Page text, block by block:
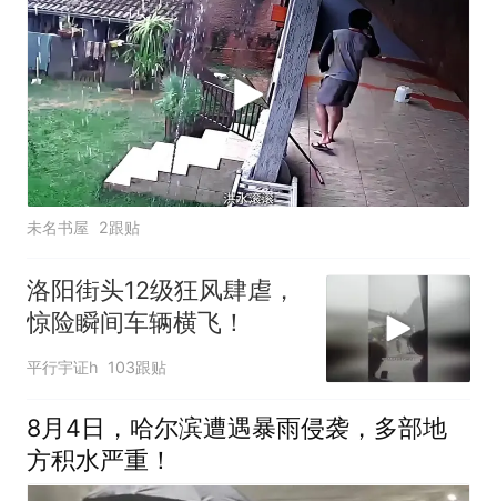
未名书屋 2跟贴
洛阳街头12级狂风肆虐，
惊险瞬间车辆横飞！
平行宇证h 103跟贴
8月4日，哈尔滨遭遇暴雨侵袭，多部地
方积水严重！